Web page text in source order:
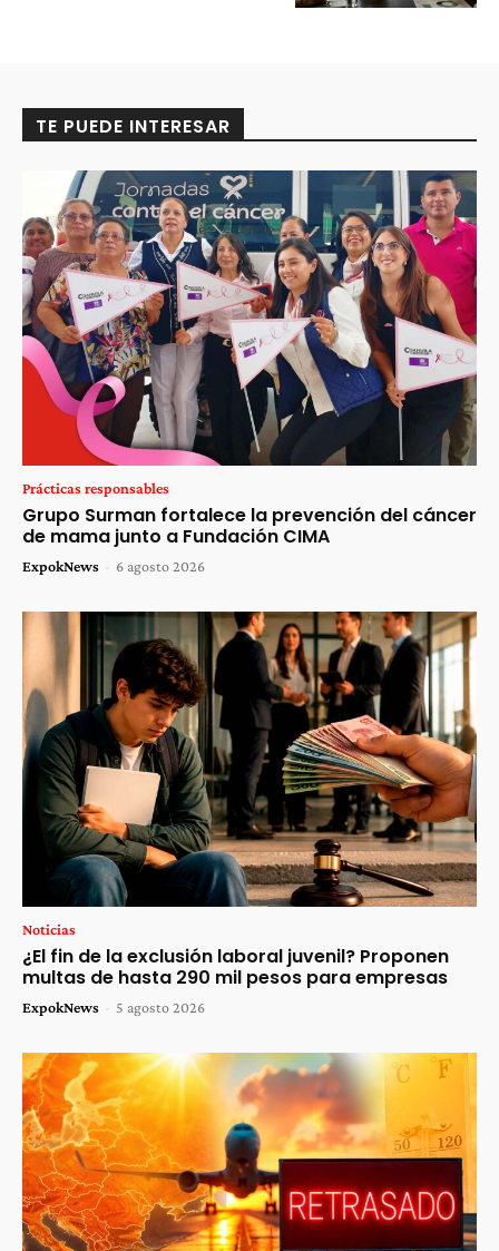
TE PUEDE INTERESAR
Prácticas responsables
Grupo Surman fortalece la prevención del cáncer
de mama junto a Fundación CIMA
ExpokNews - 6 agosto 2026
Noticias
¿El fin de la exclusión laboral juvenil? Proponen
multas de hasta 290 mil pesos para empresas
ExpokNews - 5 agosto 2026